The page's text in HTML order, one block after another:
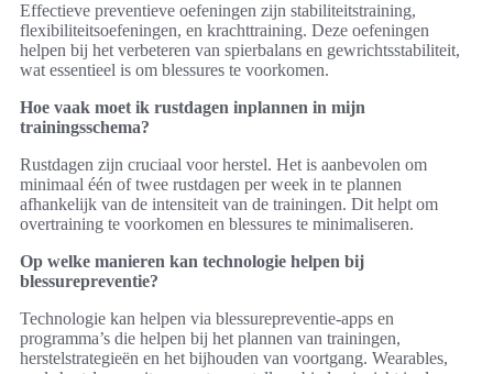
Effectieve preventieve oefeningen zijn stabiliteitstraining,
flexibiliteitsoefeningen, en krachttraining. Deze oefeningen
helpen bij het verbeteren van spierbalans en gewrichtsstabiliteit,
wat essentieel is om blessures te voorkomen.
Hoe vaak moet ik rustdagen inplannen in mijn
trainingsschema?
Rustdagen zijn cruciaal voor herstel. Het is aanbevolen om
minimaal één of twee rustdagen per week in te plannen
afhankelijk van de intensiteit van de trainingen. Dit helpt om
overtraining te voorkomen en blessures te minimaliseren.
Op welke manieren kan technologie helpen bij
blessurepreventie?
Technologie kan helpen via blessurepreventie-apps en
programma’s die helpen bij het plannen van trainingen,
herstelstrategieën en het bijhouden van voortgang. Wearables,